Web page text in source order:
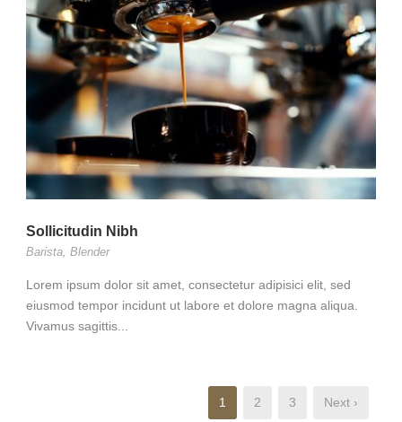
Sollicitudin Nibh
Barista, Blender
Lorem ipsum dolor sit amet, consectetur adipisici elit, sed
eiusmod tempor incidunt ut labore et dolore magna aliqua.
Vivamus sagittis...
1 2 3 Next ›